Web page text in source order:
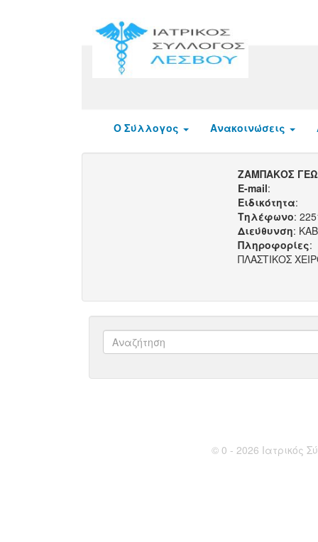
Ο Σύλλογος Ανακοινώσεις
ΖΑΜΠΑΚΟΣ
E-mail:
Ειδικότητα:
Τηλέφωνο:
Διεύθυνση:
Πληροφορίες:
ΠΛΑΣΤΙΚΟΣ
© 0 - 2026 Ιατρικός